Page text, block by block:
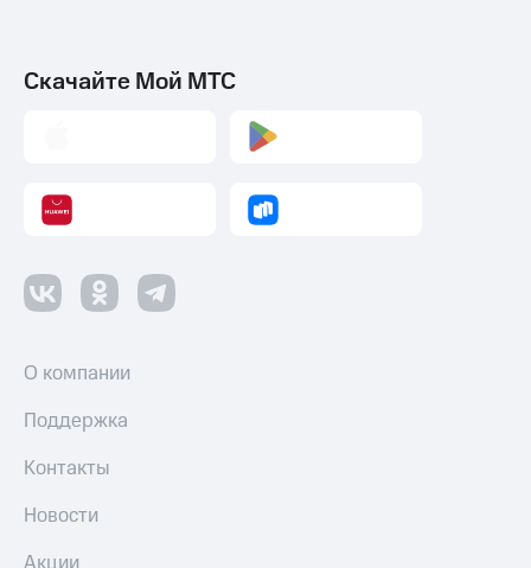
Скачайте Мой МТС
О компании
Поддержка
Контакты
Новости